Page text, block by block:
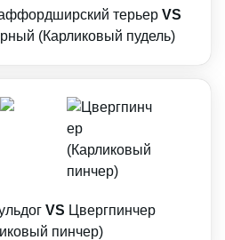
терьер VS
(Карликовый пудель)
VS Цвергпинчер
пинчер)